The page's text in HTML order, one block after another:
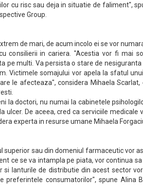
cu risc sau deja in situatie de faliment",
Group.
de mari, de acum incolo ei se vor
consilierii in cariera. "Acestia vor fi mai
pe multi. Va persista o stare de nesiguranta
Victimele somajului vor apela la sfatul
le afecteaza", considera Mihaela
la doctori, nu numai la cabinetele
ulcer. De aceea, cred ca serviciile medicale
experta in resurse umane Mihaela
superior sau din domeniul farmaceutic vor
ce se va intampla pe piata, vor continua sa
si lanturile de distributie din acest sector
consumatorilor", spune Alina